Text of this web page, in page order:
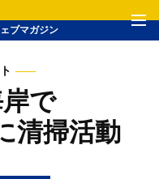
ブマガジン
で
清掃活動